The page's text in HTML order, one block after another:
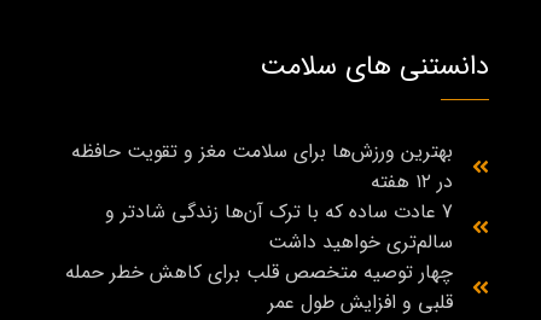
دانستنی های سلامت
بهترین ورزش‌ها برای سلامت مغز و تقویت حافظه
در ۱۲ هفته
7 عادت ساده که با ترک آن‌ها زندگی شادتر و
سالم‌تری خواهید داشت
چهار توصیه متخصص قلب برای کاهش خطر حمله
قلبی و افزایش طول عمر